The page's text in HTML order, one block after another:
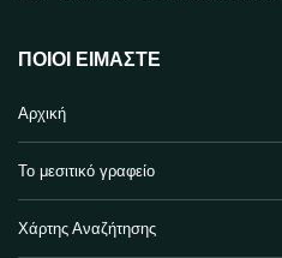
ΠΟΙΟΙ ΕΊΜΑΣΤΕ
Αρχική
Το μεσιτικό γραφείο
Χάρτης Αναζήτησης